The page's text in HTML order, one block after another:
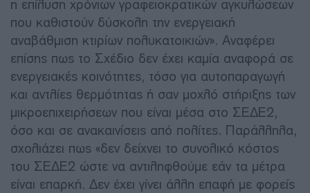
η επίλυση χρόνιων γραφειοκρατικών αγκυλώσεων
που καθιστούν δύσκολη την ενεργειακή
αναβάθμιση κτιρίων πολυκατοικιών». Αναφέρει
επίσης πως το Σχέδιο δεν έχει καμία αναφορά σε
ενεργειακές κοινότητες, τόσο για αυτοπαραγωγή
και αντλίες θερμότητας ή σαν μοχλό στήριξης των
μικροεπιχειρήσεων που είναι μέσα στο ΣΕΔΕ2,
όσο και σε ανακαινίσεις από πολίτες. Παράλληλα,
σχολιάζει πως «δεν δείχνει το συνολικό κόστος
του ΣΕΔΕ2 ώστε να αντιληφθούμε εάν τα μέτρα
είναι επαρκή. Δεν έχει γίνει άλλη επαφή με φορείς